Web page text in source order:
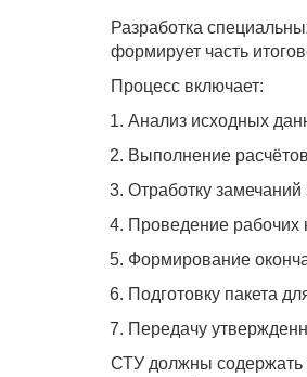
Разработка
формирует часть
Процесс включает:
Анализ исходных
Выполнение
Отработку замечаний
Проведение рабочих
Формирование
Подготовку пакета
Передачу
СТУ должны содержать